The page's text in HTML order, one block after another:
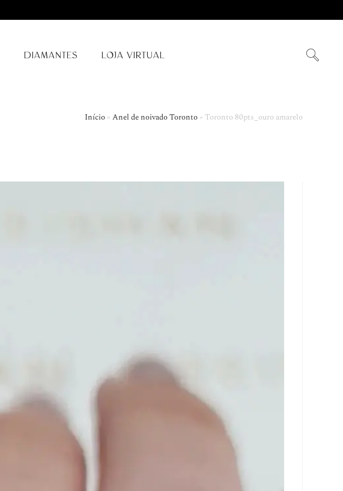
DIAMANTES LOJA VIRTUAL
Início» Anel de noivado Toronto» Toronto 80pts_ouro amarelo